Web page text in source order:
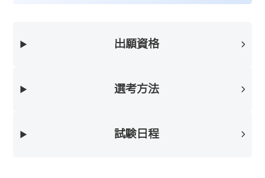
出願資格
選考方法
試験日程